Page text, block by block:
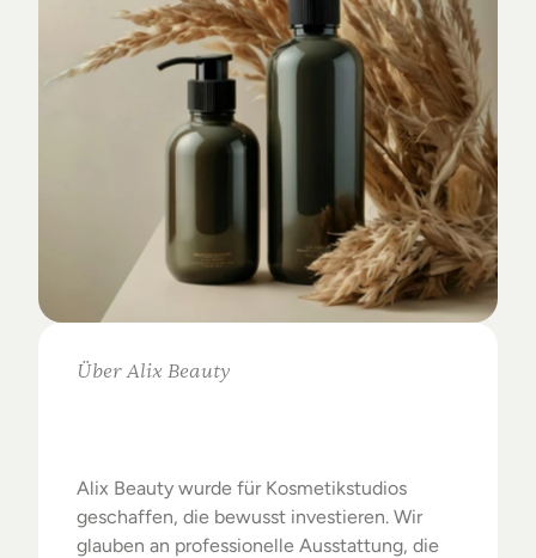
Über Alix Beauty
Alix Beauty wurde für Kosmetikstudios
geschaffen, die bewusst investieren. Wir
glauben an professionelle Ausstattung, die